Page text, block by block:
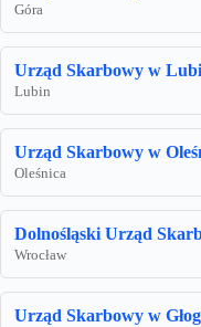
Góra
Urząd Skarbowy w
Lubin
Urząd Skarbowy w
Oleśnica
Dolnośląski Urząd
Wrocław
Urząd Skarbowy w